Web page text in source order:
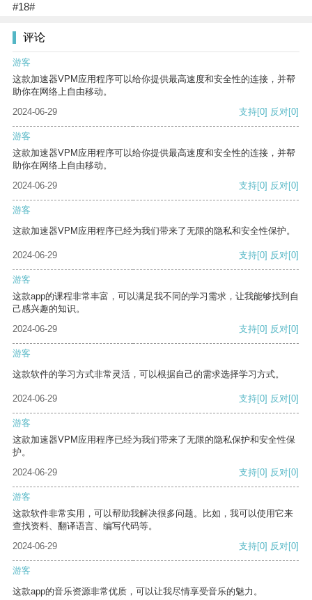
#18#
评论
游客
这款加速器VPM应用程序可以给你提供最高速度和安全性的连接，并帮
助你在网络上自由移动。
2024-06-29
支持[0] 反对[0]
游客
这款加速器VPM应用程序可以给你提供最高速度和安全性的连接，并帮
助你在网络上自由移动。
2024-06-29
支持[0] 反对[0]
游客
这款加速器VPM应用程序已经为我们带来了无限的隐私和安全性保护。
2024-06-29 支持[0] 反对[0]
游客
这款app的课程非常丰富，可以满足我不同的学习需求，让我能够找到自
己感兴趣的知识。
2024-06-29
支持[0] 反对[0]
游客
这款软件的学习方式非常灵活，可以根据自己的需求选择学习方式。
2024-06-29 支持[0] 反对[0]
游客
这款加速器VPM应用程序已经为我们带来了无限的隐私保护和安全性保
护。
2024-06-29
支持[0] 反对[0]
游客
这款软件非常实用，可以帮助我解决很多问题。比如，我可以使用它来
查找资料、翻译语言、编写代码等。
2024-06-29
支持[0] 反对[0]
游客
这款app的音乐资源非常优质，可以让我尽情享受音乐的魅力。